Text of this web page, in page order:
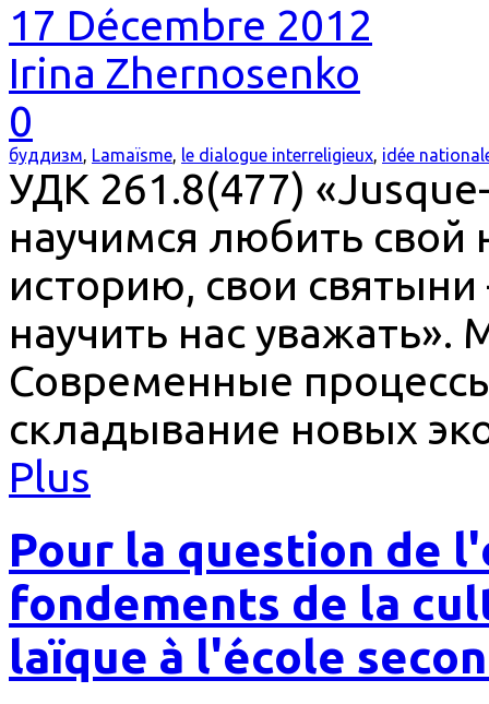
17 Décembre 2012
Irina Zhernosenko
0
буддизм, Lamaïsme, le dialogue interreligieux, idée
УДК 261.8(477)
научимся любить свой
историю, свои
научить нас
Современные
складывание новых
Plus
Pour la question de
fondements de la
laïque à l'école